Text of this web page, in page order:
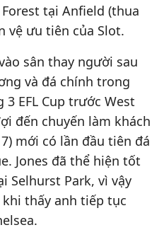
tại Anfield (thua
vệ ưu tiên của Slot.
sân thay người sau
và đá chính trong
EFL Cup trước West
đến chuyến làm khách
mới có lần đầu tiên đá
Jones đã thể hiện tốt
Selhurst Park, vì vậy
thấy anh tiếp tục